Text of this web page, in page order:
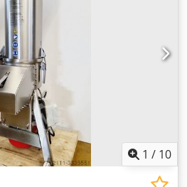
sötét kenyérmaradékhoz stb.
"az univerzális aprító" NAGY
rosták 5,4 & 3 mm (szállítási
16A-CEE dugó méretek: 820 x
ÚJ gép & SAB bevizsgált jótállással
Minőség szakműhelyből!
tapasztalatából! Opciók: további
karbantartási szerződés
Látogasson el hozzánk!
1 / 10